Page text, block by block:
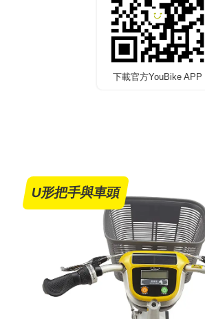
下載官方YouBike APP
U形把手與車頭